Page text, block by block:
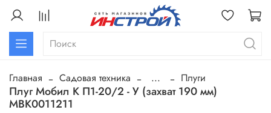
Главная Садовая техника ... Плуги
Плуг Мобил К П1-20/2 - У (захват 190 мм)
МВК0011211